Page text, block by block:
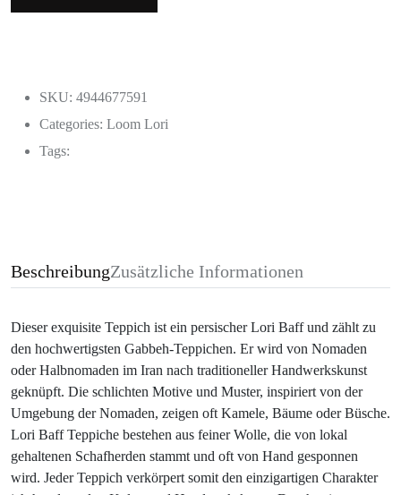
SKU: 4944677591
Categories: Loom Lori
Tags:
BeschreibungZusätzliche Informationen
Dieser exquisite Teppich ist ein persischer Lori Baff und zählt zu
den hochwertigsten Gabbeh-Teppichen. Er wird von Nomaden
oder Halbnomaden im Iran nach traditioneller Handwerkskunst
geknüpft. Die schlichten Motive und Muster, inspiriert von der
Umgebung der Nomaden, zeigen oft Kamele, Bäume oder Büsche.
Lori Baff Teppiche bestehen aus feiner Wolle, die von lokal
gehaltenen Schafherden stammt und oft von Hand gesponnen
wird. Jeder Teppich verkörpert somit den einzigartigen Charakter